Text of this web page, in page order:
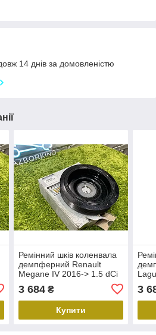
14 днів за домовленістю
Ремінний шків коленвала
демпферний Renault
Megane IV 2016-> 1.5 dCi
123030453R
3 684₴
Купити
3